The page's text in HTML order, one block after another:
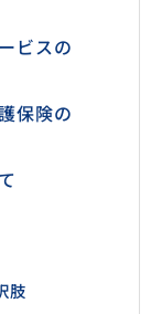
ビスの
保険の
肢